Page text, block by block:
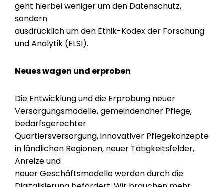
geht hierbei weniger um den Datenschutz,
sondern
ausdrücklich um den Ethik-Kodex der Forschung
und Analytik (ELSI).
Neues wagen und erproben
Die Entwicklung und die Erprobung neuer
Versorgungsmodelle, gemeindenaher Pflege,
bedarfsgerechter
Quartiersversorgung, innovativer Pflegekonzepte
in ländlichen Regionen, neuer Tätigkeitsfelder,
Anreize und
neuer Geschäftsmodelle werden durch die